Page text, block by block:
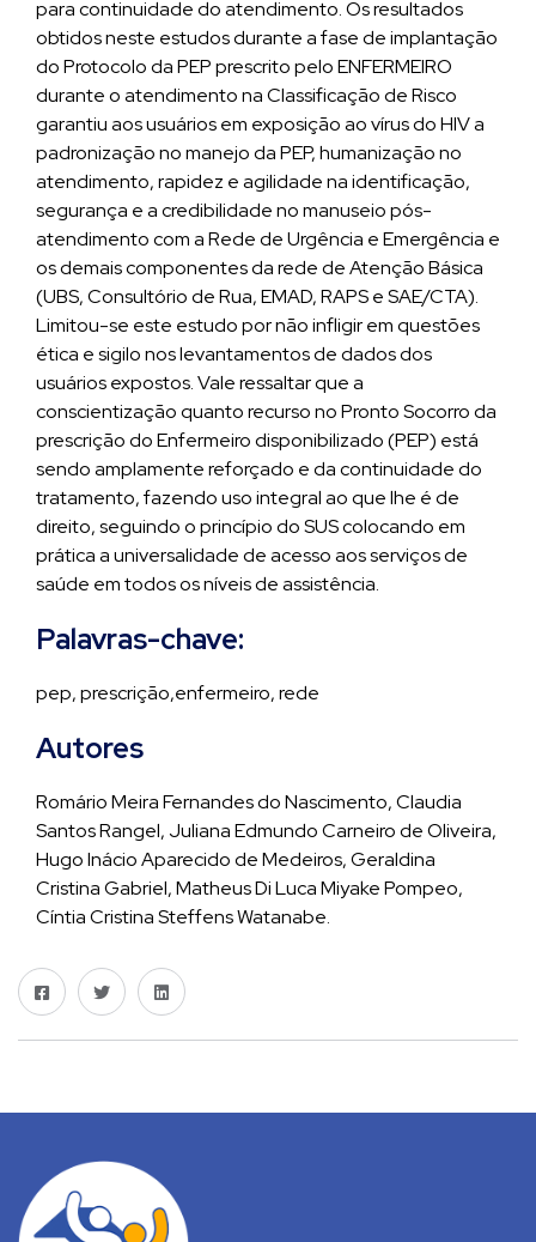
para continuidade do atendimento. Os resultados
obtidos neste estudos durante a fase de implantação
do Protocolo da PEP prescrito pelo ENFERMEIRO
durante o atendimento na Classificação de Risco
garantiu aos usuários em exposição ao vírus do HIV a
padronização no manejo da PEP, humanização no
atendimento, rapidez e agilidade na identificação,
segurança e a credibilidade no manuseio pós-
atendimento com a Rede de Urgência e Emergência e
os demais componentes da rede de Atenção Básica
(UBS, Consultório de Rua, EMAD, RAPS e SAE/CTA).
Limitou-se este estudo por não infligir em questões
ética e sigilo nos levantamentos de dados dos
usuários expostos. Vale ressaltar que a
conscientização quanto recurso no Pronto Socorro da
prescrição do Enfermeiro disponibilizado (PEP) está
sendo amplamente reforçado e da continuidade do
tratamento, fazendo uso integral ao que lhe é de
direito, seguindo o princípio do SUS colocando em
prática a universalidade de acesso aos serviços de
saúde em todos os níveis de assistência.
Palavras-chave:
pep, prescrição,enfermeiro, rede
Autores
Romário Meira Fernandes do Nascimento, Claudia
Santos Rangel, Juliana Edmundo Carneiro de Oliveira,
Hugo Inácio Aparecido de Medeiros, Geraldina
Cristina Gabriel, Matheus Di Luca Miyake Pompeo,
Cíntia Cristina Steffens Watanabe.